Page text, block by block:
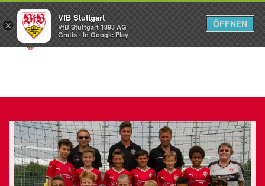
Menü
×
VfB Stuttgart
VfB Stuttgart 1893 AG
Gratis - In Google Play
ÖFFNEN